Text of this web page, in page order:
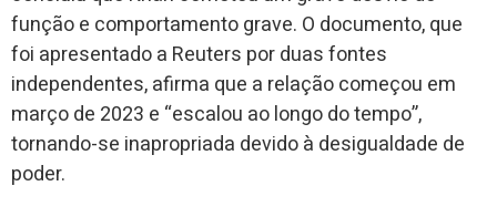
função e comportamento grave. O documento, que
foi apresentado a Reuters por duas fontes
independentes, afirma que a relação começou em
março de 2023 e “escalou ao longo do tempo”,
tornando-se inapropriada devido à desigualdade de
poder.